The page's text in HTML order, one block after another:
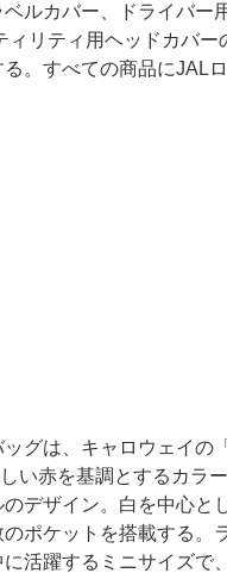
ベルカバー、ドライバー
ィリティ用ヘッドカバー
。すべての商品にJAL
グは、キャロウェイの
い赤を基調とするカラ
デザイン。白を中心と
ポケットを搭載する。
活躍するミニサイズで